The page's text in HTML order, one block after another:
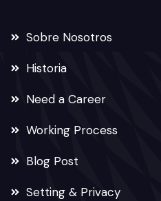
Sobre Nosotros
Historia
Need a Career
Working Process
Blog Post
Setting & Privacy